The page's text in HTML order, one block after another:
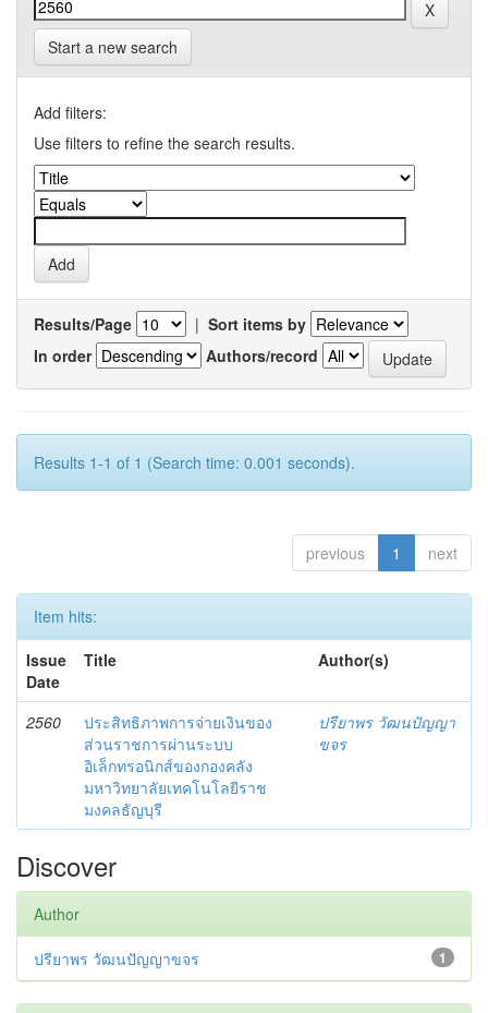
Start a new search
Add filters:
Use filters to refine the search results.
Results/Page | Sort items by
In order
Authors/record
Results 1-1 of 1 (Search time: 0.001 seconds).
previous 1 next
Item hits:
Issue
Date
Title Author(s)
2560
ประสิทธิภาพการจ่ายเงินของ
ส่วนราชการผ่านระบบ
อิเล็กทรอนิกส์ของกองคลัง
มหาวิทยาลัยเทคโนโลยีราช
มงคลธัญบุรี
ปรียาพร วัฒนปัญญา
ขจร
Discover
Author
1
ปรียาพร วัฒนปัญญาขจร